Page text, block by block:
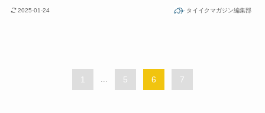
2025-01-24 タイイクマガジン編集部
1 ... 5 6 7